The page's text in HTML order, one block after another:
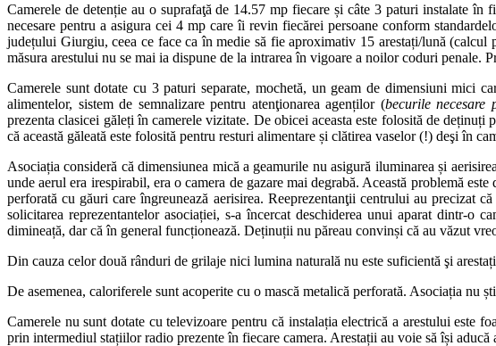
Camerele de detenție au o suprafaţă de 14.57 mp fiecare și câte 3 paturi instalate în
necesare pentru a asigura cei 4 mp care îi revin fiecărei persoane conform
județului Giurgiu, ceea ce face ca în medie să fie aproximativ 15 arestați/lună (calcul
măsura arestului nu se mai ia dispune de la intrarea în vigoare a noilor coduri
Camerele sunt dotate cu 3 paturi separate, mochetă, un geam de dimensiuni mici
alimentelor, sistem de semnalizare pentru atenţionarea agenților (becurile necesare
prezenta clasicei găleți în camerele vizitate. De obicei aceasta este folosită de
că această găleată este folosită pentru resturi alimentare și clătirea vaselor (!) deşi în
Asociația consideră că dimensiunea mică a geamurile nu asigură iluminarea și
unde aerul era irespirabil, era o camera de gazare mai degrabă. Această problemă
perforată cu găuri care îngreunează aerisirea. Reeprezentanţii centrului au precizat
solicitarea reprezentantelor asociației, s-a încercat deschiderea unui aparat dintr-
dimineață, dar că în general funcționează. Deținuții nu păreau convinși că au văzut
Din cauza celor două rânduri de grilaje nici lumina naturală nu este suficientă şi
De asemenea, caloriferele sunt acoperite cu o mască metalică perforată. Asociația nu
Camerele nu sunt dotate cu televizoare pentru că instalația electrică a arestului este
prin intermediul stațiilor radio prezente în fiecare camera. Arestații au voie să își aducă